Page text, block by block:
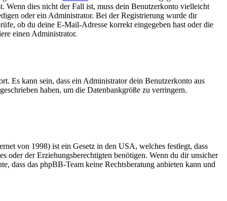
Wenn dies nicht der Fall ist, muss dein Benutzerkonto vielleicht
oder ein Administrator. Bei der Registrierung wurde dir
ob du deine E-Mail-Adresse korrekt eingegeben hast oder die
einen Administrator.
Es kann sein, dass ein Administrator dein Benutzerkonto aus
haben, um die Datenbankgröße zu verringern.
von 1998) ist ein Gesetz in den USA, welches festlegt, dass
oder der Erziehungsberechtigten benötigen. Wenn du dir unsicher
dass das phpBB-Team keine Rechtsberatung anbieten kann und